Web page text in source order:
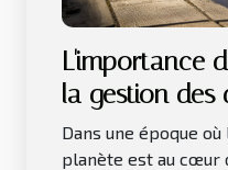
L'importance
la gestion des
Dans une époque
planète est au cœur